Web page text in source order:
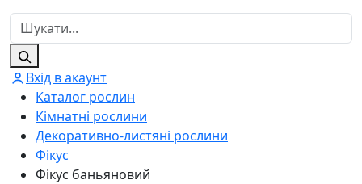
Вхід в акаунт
Каталог рослин
Кімнатні рослини
Декоративно-листяні рослини
Фікус
Фікус баньяновий